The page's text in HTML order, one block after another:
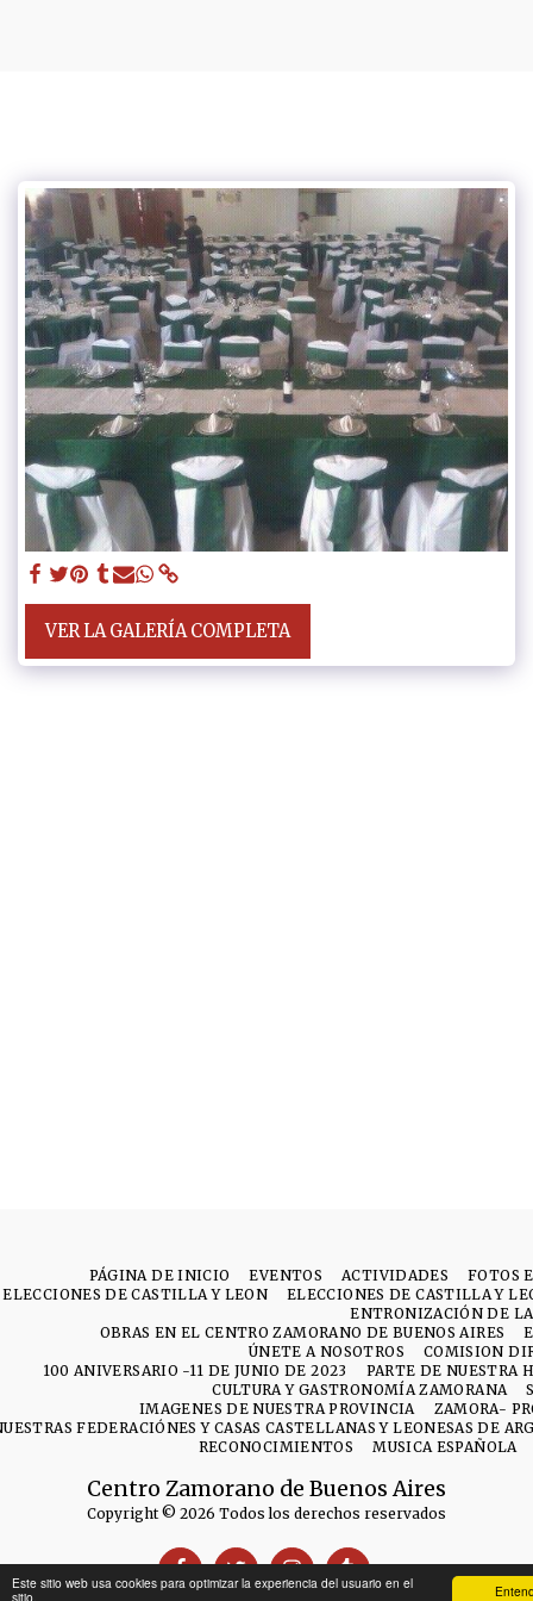
Este sitio web usa cookies para optimizar la experiencia del usuario en el
sitio.
VER LA GALERÍA COMPLETA
Centro Zamorano de Buenos Aires
Copyright © 2026 Todos los derechos reservados
PÁGINA DE INICIO EVENTOS ACTIVIDADES
FOTOS
ELECCIONES DE CASTILLA Y LEON
ELECCIONES DE CASTILLA Y
ENTRONIZACIÓN DE
OBRAS EN EL CENTRO ZAMORANO DE BUENOS AIRES
ÚNETE A NOSOTROS
COMISION
100 ANIVERSARIO -11 DE JUNIO DE 2023
PARTE DE NUESTRA
CULTURA Y GASTRONOMÍA ZAMORANA
IMAGENES DE NUESTRA PROVINCIA
ZAMORA-
FEDERACIÓNES Y CASAS CASTELLANAS Y LEONESAS DE
RECONOCIMIENTOS
MUSICA ESPAÑOLA